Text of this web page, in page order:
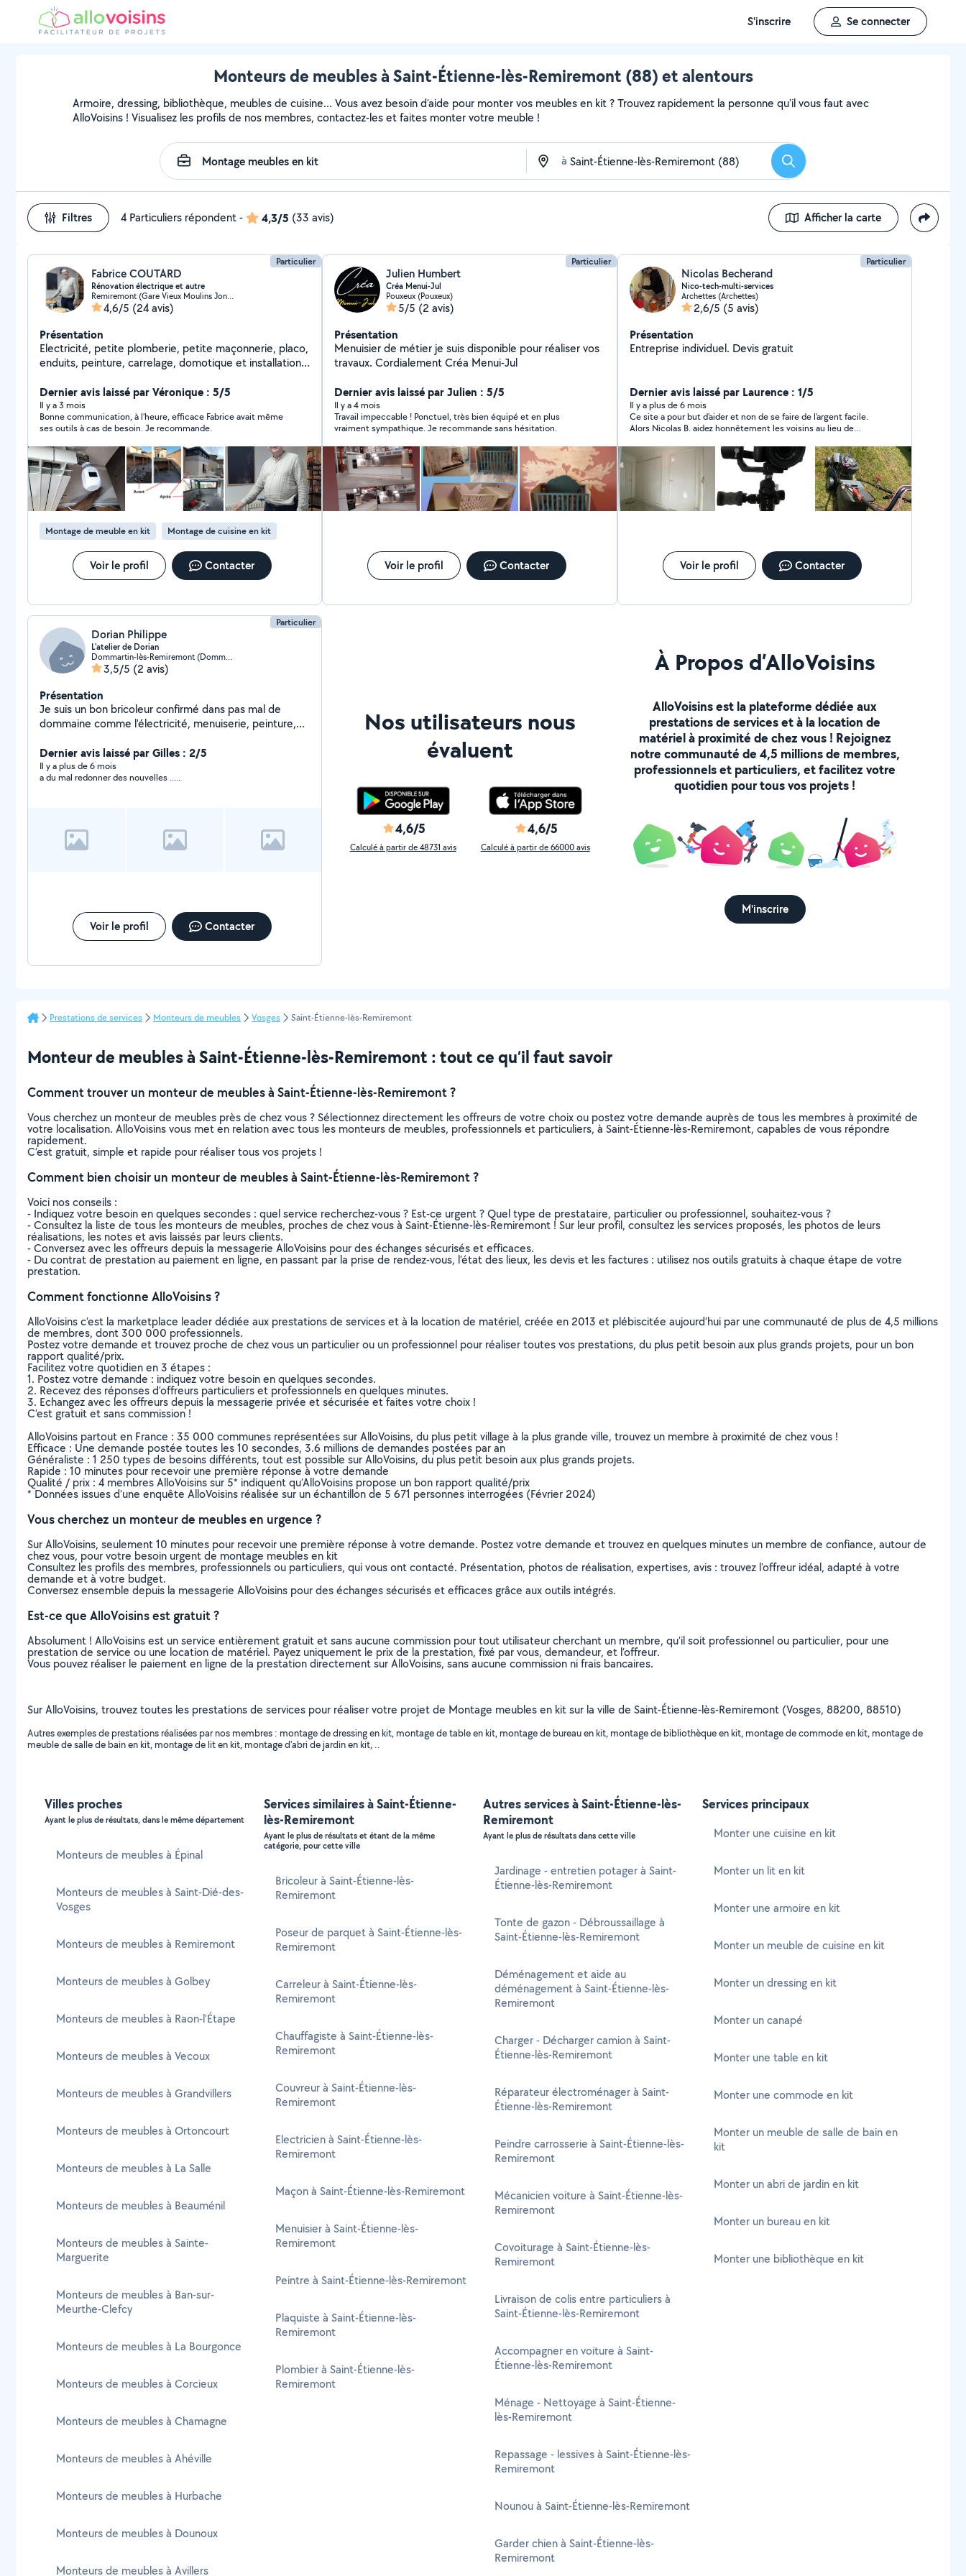
S'inscrire Se connecter
Monteurs de meubles à Saint-Étienne-lès-Remiremont (88) et alentours
Armoire, dressing, bibliothèque, meubles de cuisine... Vous avez besoin d'aide pour monter vos meubles en kit ? Trouvez rapidement la personne qu'il vous faut avec
AlloVoisins ! Visualisez les profils de nos membres, contactez-les et faites monter votre meuble !
à Rechercher
Filtres 4 Particuliers répondent- 4,3/5 (33 avis) Afficher la carte
Particulier
Fabrice COUTARD
Rénovation électrique et autre
Remiremont (Gare Vieux Moulins Joncherie)
4,6/5 (24 avis)
Présentation
Electricité, petite plomberie, petite maçonnerie, placo,
enduits, peinture, carrelage, domotique et installation
d'informatique, montage de meuble, petite menuiserie,
...
Dernier avis laissé par Véronique : 5/5
Il y a 3 mois
Bonne communication, à l’heure, efficace Fabrice avait même
ses outils à cas de besoin. Je recommande.
Montage de meuble en kit Montage de cuisine en kit
Voir le profil Contacter
Particulier
Julien Humbert
Créa Menui-Jul
Pouxeux (Pouxeux)
5/5 (2 avis)
Présentation
Menuisier de métier je suis disponible pour réaliser vos
travaux. Cordialement Créa Menui-Jul
Dernier avis laissé par Julien : 5/5
Il y a 4 mois
Travail impeccable ! Ponctuel, très bien équipé et en plus
vraiment sympathique. Je recommande sans hésitation.
Voir le profil Contacter
Particulier
Nicolas Becherand
Nico-tech-multi-services
Archettes (Archettes)
2,6/5 (5 avis)
Présentation
Entreprise individuel. Devis gratuit
Dernier avis laissé par Laurence : 1/5
Il y a plus de 6 mois
Ce site a pour but d'aider et non de se faire de l'argent facile.
Alors Nicolas B. aidez honnêtement les voisins au lieu de
Voir le profil Contacter
Particulier
Dorian Philippe
L'atelier de Dorian
Dommartin-lès-Remiremont (Dommartin-lès-Remiremont)
3,5/5 (2 avis)
Présentation
Je suis un bon bricoleur confirmé dans pas mal de
dommaine comme l'électricité, menuiserie, peinture,
domaines
Dernier avis laissé par Gilles : 2/5
Il y a plus de 6 mois
a du mal redonner des nouvelles .....
Voir le profil Contacter
Nos utilisateurs nous
évaluent
4,6/5
Calculé à partir de 48731 avis
4,6/5
Calculé à partir de 66000 avis
À Propos d’AlloVoisins
AlloVoisins est la plateforme dédiée aux
prestations de services et à la location de
matériel à proximité de chez vous ! Rejoignez
notre communauté de 4,5 millions de membres,
professionnels et particuliers, et facilitez votre
quotidien pour tous vos projets !
M'inscrire
Prestations de services Monteurs de meubles Vosges Saint-Étienne-lès-Remiremont
Monteur de meubles à Saint-Étienne-lès-Remiremont : tout ce qu’il faut savoir
Comment trouver un monteur de meubles à Saint-Étienne-lès-Remiremont ?
Vous cherchez un monteur de meubles près de chez vous ? Sélectionnez directement les offreurs de votre choix ou postez votre demande auprès de tous les membres à proximité de
votre localisation. AlloVoisins vous met en relation avec tous les monteurs de meubles, professionnels et particuliers, à Saint-Étienne-lès-Remiremont, capables de vous répondre
rapidement.
C’est gratuit, simple et rapide pour réaliser tous vos projets !
Comment bien choisir un monteur de meubles à Saint-Étienne-lès-Remiremont ?
Voici nos conseils :
- Indiquez votre besoin en quelques secondes : quel service recherchez-vous ? Est-ce urgent ? Quel type de prestataire, particulier ou professionnel, souhaitez-vous ?
- Consultez la liste de tous les monteurs de meubles, proches de chez vous à Saint-Étienne-lès-Remiremont ! Sur leur profil, consultez les services proposés, les photos de leurs
réalisations, les notes et avis laissés par leurs clients.
- Conversez avec les offreurs depuis la messagerie AlloVoisins pour des échanges sécurisés et efficaces.
- Du contrat de prestation au paiement en ligne, en passant par la prise de rendez-vous, l’état des lieux, les devis et les factures : utilisez nos outils gratuits à chaque étape de votre
prestation.
Comment fonctionne AlloVoisins ?
AlloVoisins c’est la marketplace leader dédiée aux prestations de services et à la location de matériel, créée en 2013 et plébiscitée aujourd’hui par une communauté de plus de 4,5 millions
de membres, dont 300 000 professionnels.
Postez votre demande et trouvez proche de chez vous un particulier ou un professionnel pour réaliser toutes vos prestations, du plus petit besoin aux plus grands projets, pour un bon
rapport qualité/prix.
Facilitez votre quotidien en 3 étapes :
1. Postez votre demande : indiquez votre besoin en quelques secondes.
2. Recevez des réponses d’offreurs particuliers et professionnels en quelques minutes.
3. Echangez avec les offreurs depuis la messagerie privée et sécurisée et faites votre choix !
C’est gratuit et sans commission !
AlloVoisins partout en France : 35 000 communes représentées sur AlloVoisins, du plus petit village à la plus grande ville, trouvez un membre à proximité de chez vous !
Efficace : Une demande postée toutes les 10 secondes, 3.6 millions de demandes postées par an
Généraliste : 1 250 types de besoins différents, tout est possible sur AlloVoisins, du plus petit besoin aux plus grands projets.
Rapide : 10 minutes pour recevoir une première réponse à votre demande
Qualité / prix : 4 membres AlloVoisins sur 5* indiquent qu’AlloVoisins propose un bon rapport qualité/prix
* Données issues d’une enquête AlloVoisins réalisée sur un échantillon de 5 671 personnes interrogées (Février 2024)
Vous cherchez un monteur de meubles en urgence ?
Sur AlloVoisins, seulement 10 minutes pour recevoir une première réponse à votre demande. Postez votre demande et trouvez en quelques minutes un membre de confiance, autour de
chez vous, pour votre besoin urgent de montage meubles en kit
Consultez les profils des membres, professionnels ou particuliers, qui vous ont contacté. Présentation, photos de réalisation, expertises, avis : trouvez l'offreur idéal, adapté à votre
demande et à votre budget.
Conversez ensemble depuis la messagerie AlloVoisins pour des échanges sécurisés et efficaces grâce aux outils intégrés.
Est-ce que AlloVoisins est gratuit ?
Absolument ! AlloVoisins est un service entièrement gratuit et sans aucune commission pour tout utilisateur cherchant un membre, qu’il soit professionnel ou particulier, pour une
prestation de service ou une location de matériel. Payez uniquement le prix de la prestation, fixé par vous, demandeur, et l’offreur.
Vous pouvez réaliser le paiement en ligne de la prestation directement sur AlloVoisins, sans aucune commission ni frais bancaires.
Sur AlloVoisins, trouvez toutes les prestations de services pour réaliser votre projet de Montage meubles en kit sur la ville de Saint-Étienne-lès-Remiremont (Vosges, 88200, 88510)
Autres exemples de prestations réalisées par nos membres : montage de dressing en kit, montage de table en kit, montage de bureau en kit, montage de bibliothèque en kit, montage de commode en kit, montage de
meuble de salle de bain en kit, montage de lit en kit, montage d'abri de jardin en kit, ..
Villes proches
Ayant le plus de résultats, dans le même département
Monteurs de meubles à Épinal
Monteurs de meubles à Saint-Dié-des-
Vosges
Monteurs de meubles à Remiremont
Monteurs de meubles à Golbey
Monteurs de meubles à Raon-l'Étape
Monteurs de meubles à Vecoux
Monteurs de meubles à Grandvillers
Monteurs de meubles à Ortoncourt
Monteurs de meubles à La Salle
Monteurs de meubles à Beauménil
Monteurs de meubles à Sainte-
Marguerite
Monteurs de meubles à Ban-sur-
Meurthe-Clefcy
Monteurs de meubles à La Bourgonce
Monteurs de meubles à Corcieux
Monteurs de meubles à Chamagne
Monteurs de meubles à Ahéville
Monteurs de meubles à Hurbache
Monteurs de meubles à Dounoux
Monteurs de meubles à Avillers
Services similaires à Saint-Étienne-
lès-Remiremont
Ayant le plus de résultats et étant de la même
catégorie, pour cette ville
Bricoleur à Saint-Étienne-lès-
Remiremont
Poseur de parquet à Saint-Étienne-lès-
Remiremont
Carreleur à Saint-Étienne-lès-
Remiremont
Chauffagiste à Saint-Étienne-lès-
Remiremont
Couvreur à Saint-Étienne-lès-
Remiremont
Electricien à Saint-Étienne-lès-
Remiremont
Maçon à Saint-Étienne-lès-Remiremont
Menuisier à Saint-Étienne-lès-
Remiremont
Peintre à Saint-Étienne-lès-Remiremont
Plaquiste à Saint-Étienne-lès-
Remiremont
Plombier à Saint-Étienne-lès-
Remiremont
Autres services à Saint-Étienne-lès-
Remiremont
Ayant le plus de résultats dans cette ville
Jardinage - entretien potager à Saint-
Étienne-lès-Remiremont
Tonte de gazon - Débroussaillage à
Saint-Étienne-lès-Remiremont
Déménagement et aide au
déménagement à Saint-Étienne-lès-
Remiremont
Charger - Décharger camion à Saint-
Étienne-lès-Remiremont
Réparateur électroménager à Saint-
Étienne-lès-Remiremont
Peindre carrosserie à Saint-Étienne-lès-
Remiremont
Mécanicien voiture à Saint-Étienne-lès-
Remiremont
Covoiturage à Saint-Étienne-lès-
Remiremont
Livraison de colis entre particuliers à
Saint-Étienne-lès-Remiremont
Accompagner en voiture à Saint-
Étienne-lès-Remiremont
Ménage - Nettoyage à Saint-Étienne-
lès-Remiremont
Repassage - lessives à Saint-Étienne-lès-
Remiremont
Nounou à Saint-Étienne-lès-Remiremont
Garder chien à Saint-Étienne-lès-
Remiremont
Services principaux
Monter une cuisine en kit
Monter un lit en kit
Monter une armoire en kit
Monter un meuble de cuisine en kit
Monter un dressing en kit
Monter un canapé
Monter une table en kit
Monter une commode en kit
Monter un meuble de salle de bain en
kit
Monter un abri de jardin en kit
Monter un bureau en kit
Monter une bibliothèque en kit